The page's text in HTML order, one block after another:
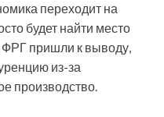
переходит на
будет найти место
пришли к выводу,
из-за
производство.